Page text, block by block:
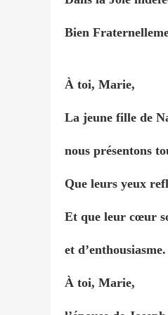
Bien
À toi, Marie,
La jeune fille de
nous présentons
Que leurs yeux
Et que leur cœur
et d’enthousiasme.
À toi, Marie,